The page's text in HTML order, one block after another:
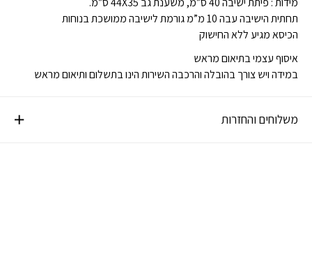
תחתית הישיבה עבה 10 מ”מ גורמת לישיבה ממושכת בנוחות
הכיסא מגיע ללא החישוק
איסוף עצמי בתיאום מראש
במידה ויש צורך בהובלה והרכבה השירות הינו בתשלום ותיאום מראש
משלוחים והחזרות